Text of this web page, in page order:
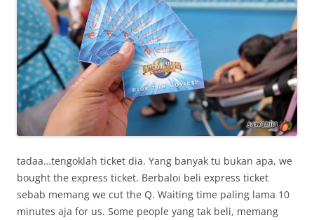
tadaa…tengoklah ticket dia. Yang banyak tu bukan apa, we
bought the express ticket. Berbaloi beli express ticket
sebab memang we cut the Q. Waiting time paling lama 10
minutes aja for us. Some people yang tak beli, memang